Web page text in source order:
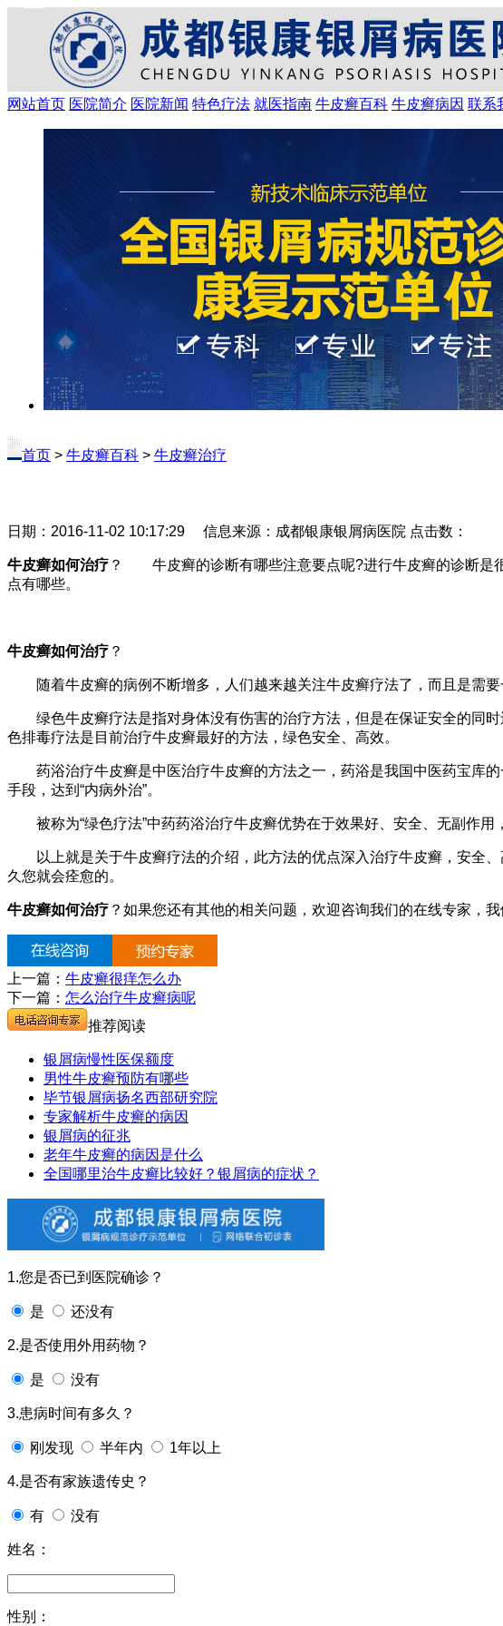
网站首页 医院简介 医院新闻 特色疗法 就医指南 牛皮癣百科 牛皮癣病因 联系
首页 > 牛皮癣百科 > 牛皮癣治疗
日期：2016-11-02 10:17:29 信息来源：成都银康银屑病医院 点击数：
牛皮癣如何治疗 ？ 牛皮癣的诊断有哪些注意要点呢?进行牛皮癣的诊断是
点有哪些。
牛皮癣如何治疗 ？
随着牛皮癣的病例不断增多，人们越来越关注牛皮癣疗法了，而且是需要
绿色牛皮癣疗法是指对身体没有伤害的治疗方法，但是在保证安全的同时
色排毒疗法是目前治疗牛皮癣最好的方法，绿色安全、高效。
药浴治疗牛皮癣是中医治疗牛皮癣的方法之一，药浴是我国中医药宝库的
手段，达到“内病外治”。
被称为“绿色疗法”中药药浴治疗牛皮癣优势在于效果好、安全、无副作用
以上就是关于牛皮癣疗法的介绍，此方法的优点深入治疗牛皮癣，安全、
久您就会痊愈的。
牛皮癣如何治疗 ？如果您还有其他的相关问题，欢迎咨询我们的在线专家，
上一篇： 牛皮癣很痒怎么办
下一篇： 怎么治疗牛皮癣病呢
推荐阅读
银屑病慢性医保额度
男性牛皮癣预防有哪些
毕节银屑病扬名西部研究院
专家解析牛皮癣的病因
银屑病的征兆
老年牛皮癣的病因是什么
全国哪里治牛皮癣比较好？银屑病的症状？
1.您是否已到医院确诊？
是 还没有
2.是否使用外用药物？
是 没有
3.患病时间有多久？
刚发现 半年内 1年以上
4.是否有家族遗传史？
有 没有
姓名：
性别：